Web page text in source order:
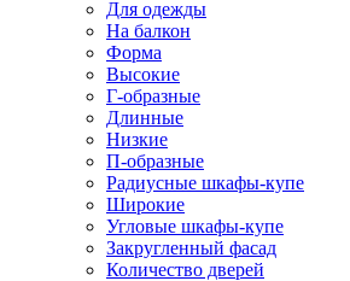
Для одежды
На балкон
Форма
Высокие
Г-образные
Длинные
Низкие
П-образные
Радиусные шкафы-купе
Широкие
Угловые шкафы-купе
Закругленный фасад
Количество дверей